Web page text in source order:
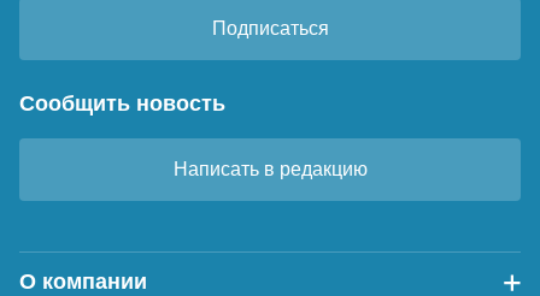
Подписаться
Сообщить новость
Написать в редакцию
О компании